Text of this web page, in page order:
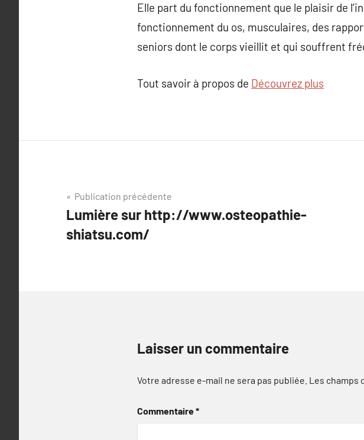
Elle part du fonctionnement que le plaisir de
fonctionnement du os, musculaires, des
seniors dont le corps vieillit et qui souffrent
Tout savoir à propos de Découvrez plus
Navigation
de
l’article
Publication précédente
Lumière sur http://www.osteopathie-
shiatsu.com/
Laisser un commentaire
Votre adresse e-mail ne sera pas publiée. Les champs
Commentaire*